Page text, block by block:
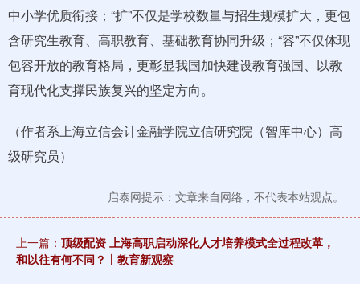
中小学优质衔接；“扩”不仅是学校数量与招生规模扩大，更包
含研究生教育、高职教育、基础教育协同升级；“容”不仅体现
包容开放的教育格局，更彰显我国加快建设教育强国、以教
育现代化支撑民族复兴的坚定方向。
（作者系上海立信会计金融学院立信研究院（智库中心）高
级研究员）
启泰网提示：文章来自网络，不代表本站观点。
上一篇： 顶级配资 上海高职启动深化人才培养模式全过程改革，
和以往有何不同？丨教育新观察